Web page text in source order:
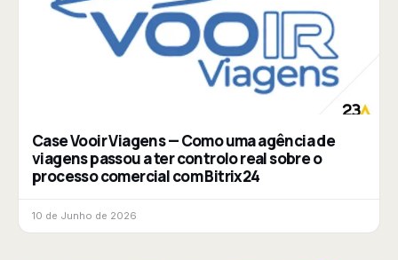
Case Vooir Viagens — Como uma agência de
viagens passou a ter controlo real sobre o
processo comercial com Bitrix24
10 de Junho de 2026